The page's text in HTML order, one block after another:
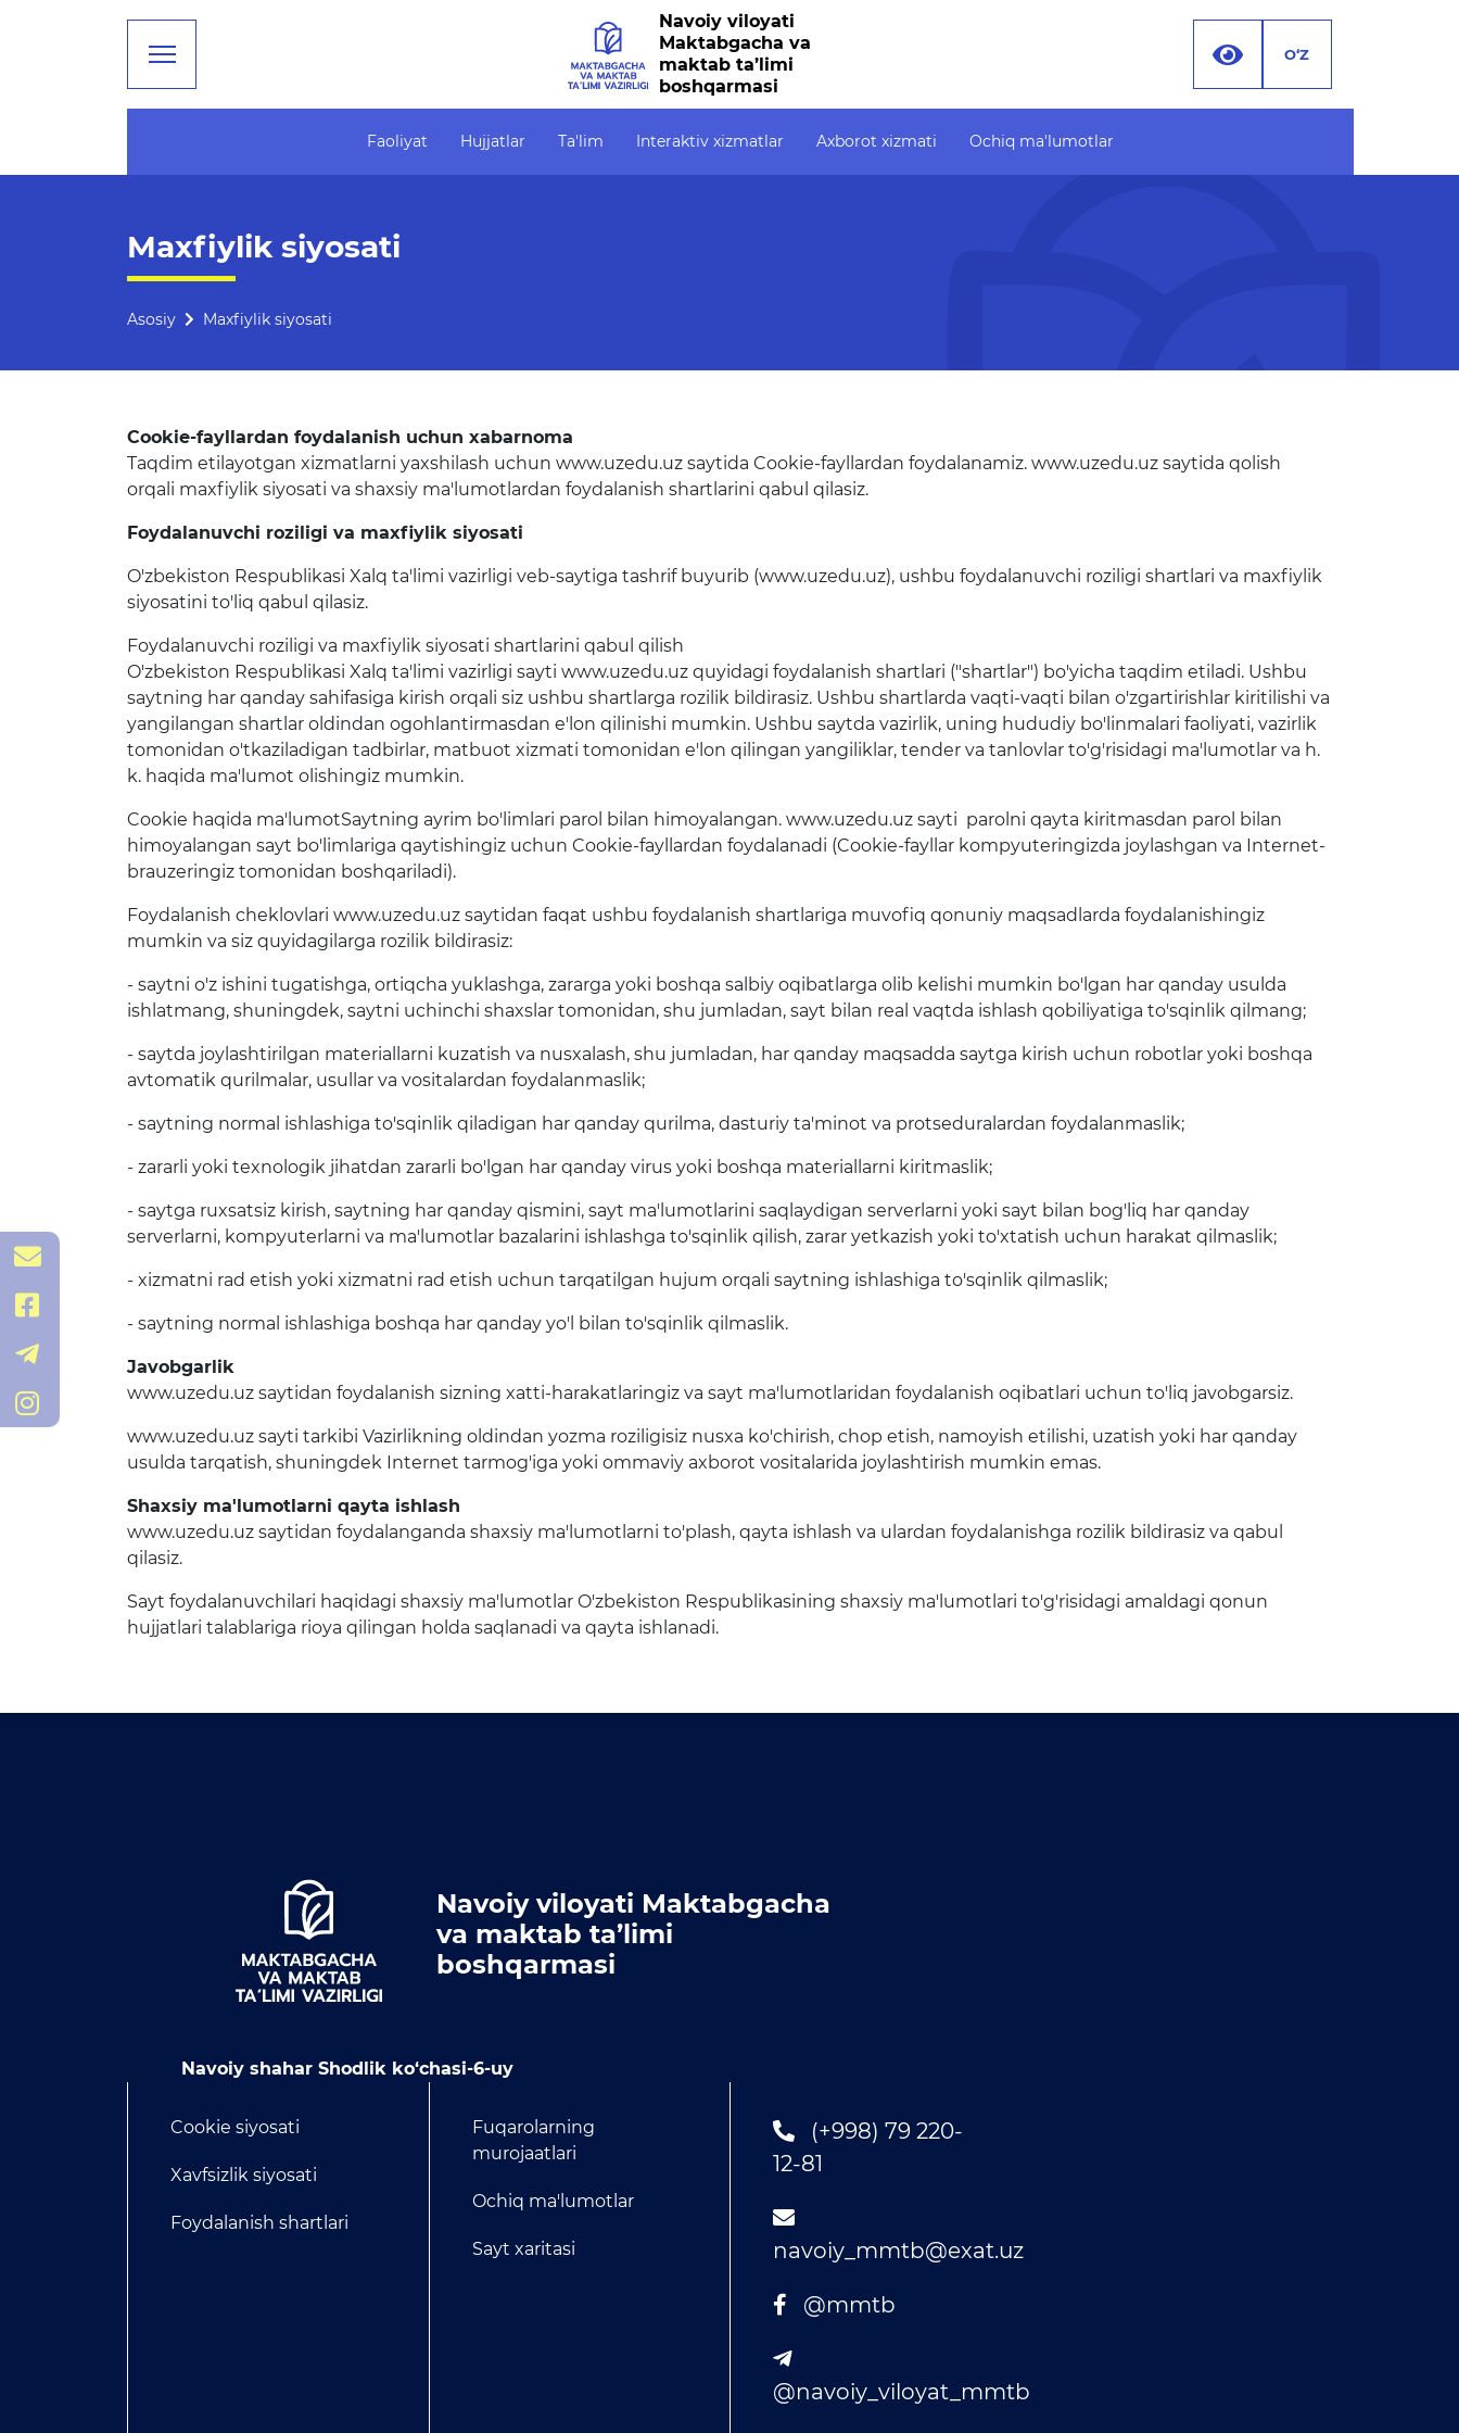
Rahbariyat
Boshqarma tuzilmasi
Missiya, maqsad va vazifalar
Rekvizitlar
Xalqaro aloqalar
Tahliliy ma'lumotlar
Kelajak markazi
Hisobotlar Raqamli kutubxona
Malaka oshirish
Galereya
Axborot xizmati
Akkreditatsiya
Infografika
Murojaatlar
Yangiliklar
Navoiy viloyati
Maktabgacha va
maktab ta’limi
boshqarmasi
O‘Z
Faoliyat Hujjatlar Ta'lim Interaktiv xizmatlar Axborot xizmati Ochiq ma'lumotlar
Maxfiylik siyosati
Asosiy Maxfiylik siyosati
Cookie-fayllardan foydalanish uchun xabarnoma
Taqdim etilayotgan xizmatlarni yaxshilash uchun www.uzedu.uz saytida Cookie-fayllardan foydalanamiz. www.uzedu.uz saytida qolish
orqali maxfiylik siyosati va shaxsiy ma'lumotlardan foydalanish shartlarini qabul qilasiz.
Foydalanuvchi roziligi va maxfiylik siyosati
O'zbekiston Respublikasi Xalq ta'limi vazirligi veb-saytiga tashrif buyurib (www.uzedu.uz), ushbu foydalanuvchi roziligi shartlari va maxfiylik
siyosatini to'liq qabul qilasiz.
Foydalanuvchi roziligi va maxfiylik siyosati shartlarini qabul qilish
O'zbekiston Respublikasi Xalq ta'limi vazirligi sayti www.uzedu.uz quyidagi foydalanish shartlari ("shartlar") bo'yicha taqdim etiladi. Ushbu
saytning har qanday sahifasiga kirish orqali siz ushbu shartlarga rozilik bildirasiz. Ushbu shartlarda vaqti-vaqti bilan o'zgartirishlar kiritilishi va
yangilangan shartlar oldindan ogohlantirmasdan e'lon qilinishi mumkin. Ushbu saytda vazirlik, uning hududiy bo'linmalari faoliyati, vazirlik
tomonidan o'tkaziladigan tadbirlar, matbuot xizmati tomonidan e'lon qilingan yangiliklar, tender va tanlovlar to'g'risidagi ma'lumotlar va h.
k. haqida ma'lumot olishingiz mumkin.
Cookie haqida ma'lumotSaytning ayrim bo'limlari parol bilan himoyalangan. www.uzedu.uz sayti parolni qayta kiritmasdan parol bilan
himoyalangan sayt bo'limlariga qaytishingiz uchun Cookie-fayllardan foydalanadi (Cookie-fayllar kompyuteringizda joylashgan va Internet-
brauzeringiz tomonidan boshqariladi).
Foydalanish cheklovlari www.uzedu.uz saytidan faqat ushbu foydalanish shartlariga muvofiq qonuniy maqsadlarda foydalanishingiz
mumkin va siz quyidagilarga rozilik bildirasiz:
- saytni o'z ishini tugatishga, ortiqcha yuklashga, zararga yoki boshqa salbiy oqibatlarga olib kelishi mumkin bo'lgan har qanday usulda
ishlatmang, shuningdek, saytni uchinchi shaxslar tomonidan, shu jumladan, sayt bilan real vaqtda ishlash qobiliyatiga to'sqinlik qilmang;
- saytda joylashtirilgan materiallarni kuzatish va nusxalash, shu jumladan, har qanday maqsadda saytga kirish uchun robotlar yoki boshqa
avtomatik qurilmalar, usullar va vositalardan foydalanmaslik;
- saytning normal ishlashiga to'sqinlik qiladigan har qanday qurilma, dasturiy ta'minot va protseduralardan foydalanmaslik;
- zararli yoki texnologik jihatdan zararli bo'lgan har qanday virus yoki boshqa materiallarni kiritmaslik;
- saytga ruxsatsiz kirish, saytning har qanday qismini, sayt ma'lumotlarini saqlaydigan serverlarni yoki sayt bilan bog'liq har qanday
serverlarni, kompyuterlarni va ma'lumotlar bazalarini ishlashga to'sqinlik qilish, zarar yetkazish yoki to'xtatish uchun harakat qilmaslik;
- xizmatni rad etish yoki xizmatni rad etish uchun tarqatilgan hujum orqali saytning ishlashiga to'sqinlik qilmaslik;
- saytning normal ishlashiga boshqa har qanday yo'l bilan to'sqinlik qilmaslik.
Javobgarlik
www.uzedu.uz saytidan foydalanish sizning xatti-harakatlaringiz va sayt ma'lumotlaridan foydalanish oqibatlari uchun to'liq javobgarsiz.
www.uzedu.uz sayti tarkibi Vazirlikning oldindan yozma roziligisiz nusxa ko'chirish, chop etish, namoyish etilishi, uzatish yoki har qanday
usulda tarqatish, shuningdek Internet tarmog'iga yoki ommaviy axborot vositalarida joylashtirish mumkin emas.
Shaxsiy ma'lumotlarni qayta ishlash
www.uzedu.uz saytidan foydalanganda shaxsiy ma'lumotlarni to'plash, qayta ishlash va ulardan foydalanishga rozilik bildirasiz va qabul
qilasiz.
Sayt foydalanuvchilari haqidagi shaxsiy ma'lumotlar O'zbekiston Respublikasining shaxsiy ma'lumotlari to'g'risidagi amaldagi qonun
hujjatlari talablariga rioya qilingan holda saqlanadi va qayta ishlanadi.
Navoiy viloyati Maktabgacha
va maktab ta’limi
boshqarmasi
Navoiy shahar Shodlik ko‘chasi-6-uy
Cookie siyosati
Xavfsizlik siyosati
Foydalanish shartlari
Fuqarolarning
murojaatlari
Ochiq ma'lumotlar
Sayt xaritasi
(+998) 79 220-
12-81
navoiy_mmtb@exat.uz
@mmtb
@navoiy_viloyat_mmtb
navoiy_mmtb@exat.uz
@mmtb
@navoiy_viloyat_mmtb
/MMTB